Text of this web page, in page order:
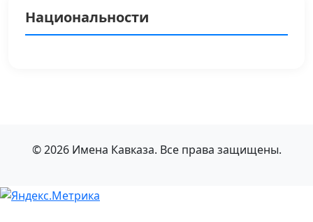
Национальности
© 2026 Имена Кавказа. Все права защищены.